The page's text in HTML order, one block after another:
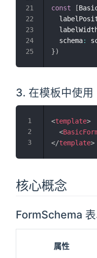
const [
  schema
:
})
3. 在模板中使用
<template>
<
</template>
核心概念
FormSchema
属性